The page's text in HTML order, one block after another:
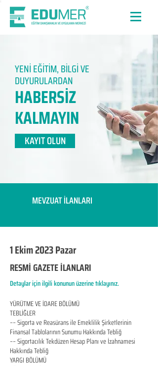
YENİ EĞİTİM, BİLGİ VE
DUYURULARDAN
HABERSİZ
KALMAYIN​
KAYIT OLUN
MEVZUAT İLANLARI
1 Ekim 2023 Pazar
RESMİ GAZETE İLANLARI
Detaylar için ilgili konunun üzerine tıklayınız.
YÜRÜTME VE İDARE BÖLÜMÜ
TEBLİĞLER
–– Sigorta ve Reasürans ile Emeklilik Şirketlerinin
Finansal Tablolarının Sunumu Hakkında Tebliğ
–– Sigortacılık Tekdüzen Hesap Planı ve İzahnamesi
Hakkında Tebliğ
YARGI BÖLÜMÜ